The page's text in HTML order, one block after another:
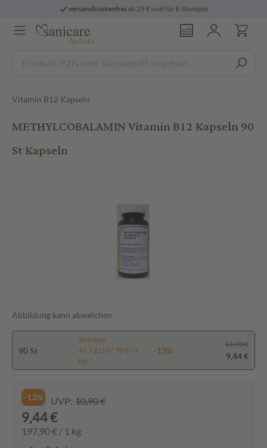
versandkostenfreiab 29 € und für E-Rezepte
Vitamin B12 Kapseln
METHYLCOBALAMIN Vitamin B12 Kapseln 90
St Kapseln
Abbildung kann abweichen
90 St
Spartipp
47,7 g (197,90 € / 1
kg)
-13%
10,90 €
9,44 €
-13% UVP: 10,90 €
9,44 €
197,90 € / 1 kg